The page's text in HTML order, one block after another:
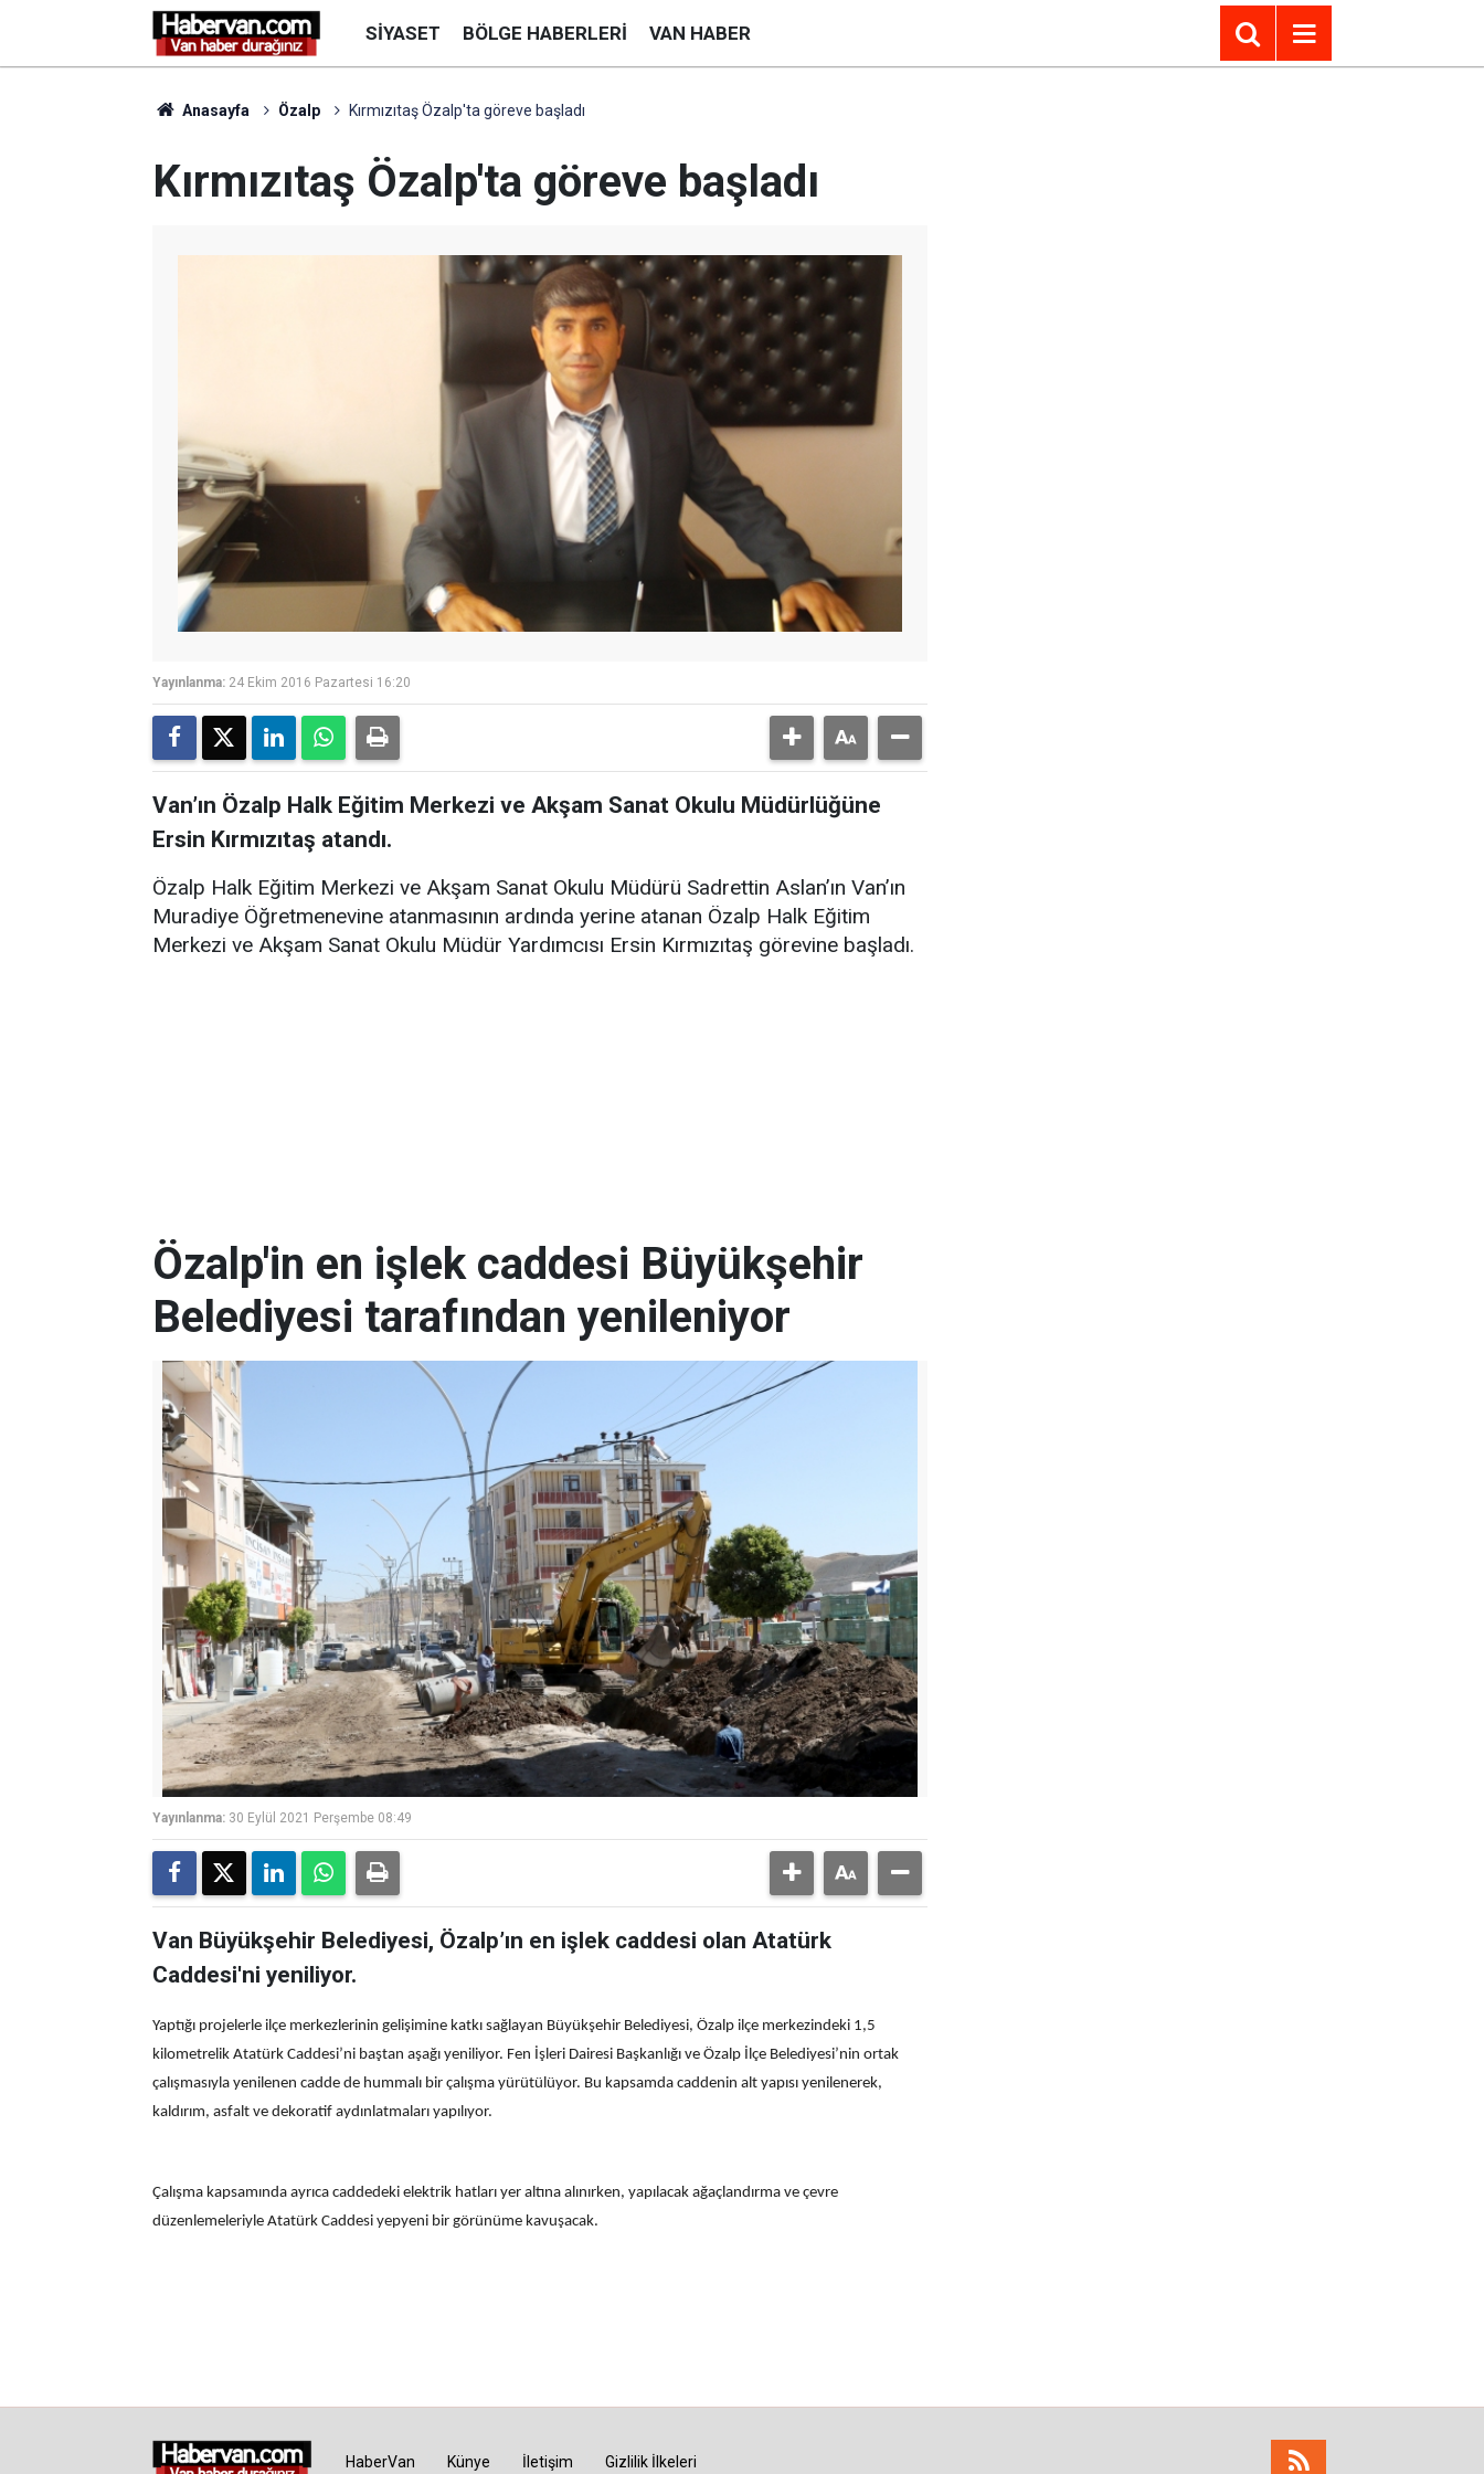
SIYASET BÖLGE HABERLERI VAN HABER
Anasayfa Özalp Kırmızıtaş Özalp'ta göreve başladı
Kırmızıtaş Özalp'ta göreve başladı
Yayınlanma: 24 Ekim 2016 Pazartesi 16:20
Van’ın Özalp Halk Eğitim Merkezi ve Akşam Sanat Okulu Müdürlüğüne
Ersin Kırmızıtaş atandı.
Özalp Halk Eğitim Merkezi ve Akşam Sanat Okulu Müdürü Sadrettin Aslan’ın Van’ın
Muradiye Öğretmenevine atanmasının ardında yerine atanan Özalp Halk Eğitim
Merkezi ve Akşam Sanat Okulu Müdür Yardımcısı Ersin Kırmızıtaş görevine başladı.
Özalp'in en işlek caddesi Büyükşehir
Belediyesi tarafından yenileniyor
Yayınlanma: 30 Eylül 2021 Perşembe 08:49
Van Büyükşehir Belediyesi, Özalp’ın en işlek caddesi olan Atatürk
Caddesi'ni yeniliyor.
Yaptığı projelerle ilçe merkezlerinin gelişimine katkı sağlayan Büyükşehir Belediyesi, Özalp ilçe merkezindeki 1,5
kilometrelik Atatürk Caddesi’ni baştan aşağı yeniliyor. Fen İşleri Dairesi Başkanlığı ve Özalp İlçe Belediyesi’nin ortak
çalışmasıyla yenilenen cadde de hummalı bir çalışma yürütülüyor. Bu kapsamda caddenin alt yapısı yenilenerek,
kaldırım, asfalt ve dekoratif aydınlatmaları yapılıyor.
Çalışma kapsamında ayrıca caddedeki elektrik hatları yer altına alınırken, yapılacak ağaçlandırma ve çevre
düzenlemeleriyle Atatürk Caddesi yepyeni bir görünüme kavuşacak.
HaberVan Künye İletişim Gizlilik İlkeleri